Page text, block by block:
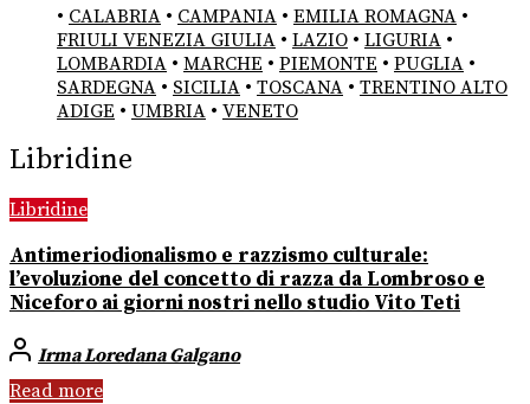
• CALABRIA • CAMPANIA • EMILIA ROMAGNA •
FRIULI VENEZIA GIULIA • LAZIO • LIGURIA •
LOMBARDIA • MARCHE • PIEMONTE • PUGLIA •
SARDEGNA • SICILIA • TOSCANA • TRENTINO ALTO
ADIGE • UMBRIA • VENETO
Libridine
Libridine
Antimeriodionalismo e razzismo culturale:
l’evoluzione del concetto di razza da Lombroso e
Niceforo ai giorni nostri nello studio Vito Teti
Irma Loredana Galgano
Read more